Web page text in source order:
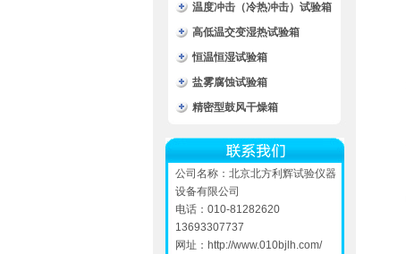
温度冲击（冷热冲击）试验箱
高低温交变湿热试验箱
恒温恒湿试验箱
盐雾腐蚀试验箱
精密型鼓风干燥箱
公司名称：北京北方利辉试验仪器
设备有限公司
电话：010-81282620
13693307737
网址： http://www.010bjlh.com/